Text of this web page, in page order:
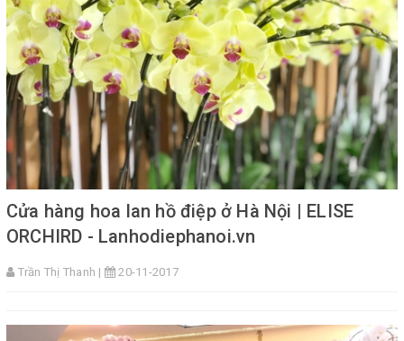
Cửa hàng hoa lan hồ điệp ở Hà Nội | ELISE
ORCHIRD - Lanhodiephanoi.vn
Trần Thị Thanh | 20-11-2017